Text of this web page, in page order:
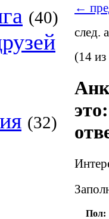
(40)
(32)
←
след.
(14
Пол: